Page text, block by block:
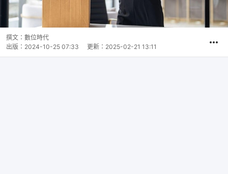
撰文： 數位時代
出版： 2024-10-25 07:33 更新： 2025-02-21 13:11